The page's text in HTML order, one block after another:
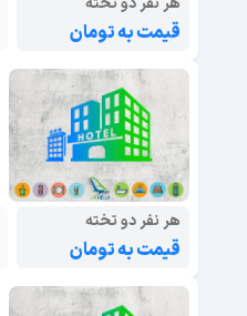
قیمت به تومان
هر نفر دو تخته
قیمت به تومان